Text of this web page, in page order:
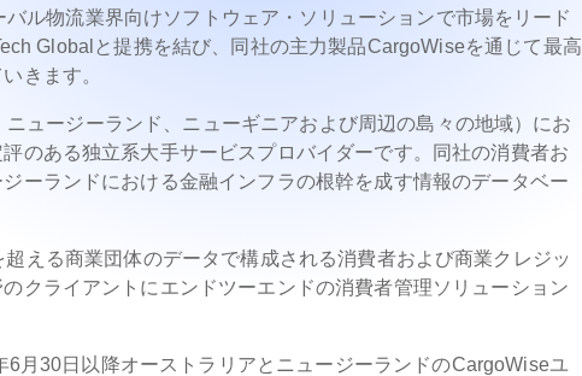
ル物流業界向けソフトウェア・ソリューションで市場をリード
Globalと提携を結び、同社の主力製品CargoWiseを通じて最高
きます。
ュージーランド、ニューギニアおよび周辺の島々の地域）にお
のある独立系大手サービスプロバイダーです。同社の消費者お
ーランドにおける金融インフラの根幹を成す情報のデータベー
える商業団体のデータで構成される消費者および商業クレジッ
クライアントにエンドツーエンドの消費者管理ソリューション
月30日以降オーストラリアとニュージーランドのCargoWiseユ